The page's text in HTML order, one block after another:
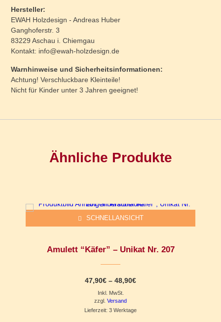
Hersteller:
EWAH Holzdesign - Andreas Huber
Ganghoferstr. 3
83229 Aschau i. Chiemgau
Kontakt: info@ewah-holzdesign.de
Warnhinweise und Sicherheitsinformationen:
Achtung! Verschluckbare Kleinteile!
Nicht für Kinder unter 3 Jahren geeignet!
Ähnliche Produkte
Dieses Produkt weist mehrere Varianten auf. Die Optionen können auf der Produktseite gewählt werden
SCHNELLANSICHT
Amulett “Käfer” – Unikat Nr. 207
47,90€ –48,90€Preisspanne:
Inkl. MwSt.
zzgl.Versand
Lieferzeit: 3 Werktage